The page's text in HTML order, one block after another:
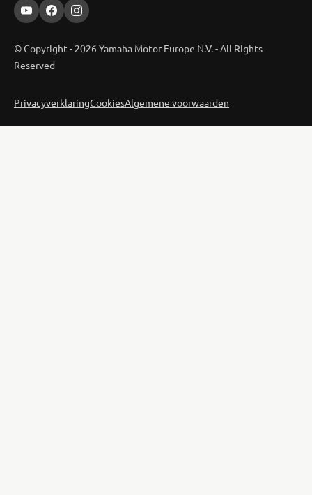
© Copyright - 2026 Yamaha Motor Europe N.V. - All Rights
Reserved
PrivacyverklaringCookiesAlgemene voorwaarden